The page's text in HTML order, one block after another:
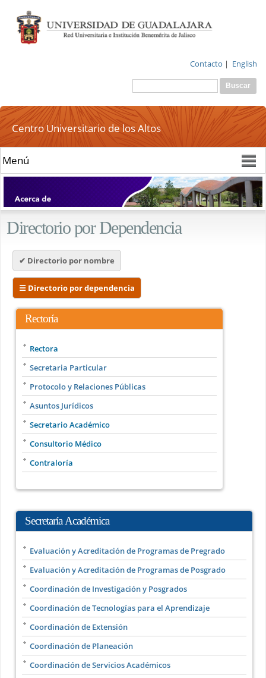
principal
Contacto | English
Formulario de
búsqueda
Buscar
Centro Universitario de los Altos
Directorio por Dependencia
✔ Directorio por nombre
☰ Directorio por dependencia
Rectoría
Rectora
Secretaria Particular
Protocolo y Relaciones Públicas
Asuntos Jurídicos
Secretario Académico
Consultorio Médico
Contraloría
Secretaría Académica
Evaluación y Acreditación de Programas de Pregrado
Evaluación y Acreditación de Programas de Posgrado
Coordinación de Investigación y Posgrados
Coordinación de Tecnologías para el Aprendizaje
Coordinación de Extensión
Coordinación de Planeación
Coordinación de Servicios Académicos